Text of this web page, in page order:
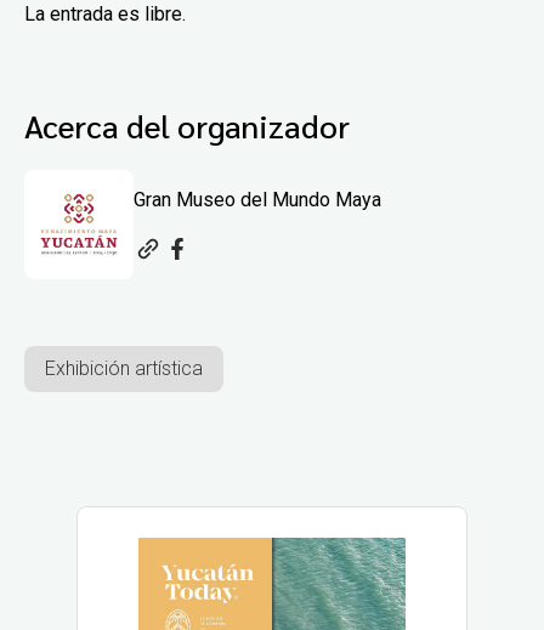
La entrada es libre.
Acerca del organizador
Gran Museo del Mundo Maya
Exhibición artística